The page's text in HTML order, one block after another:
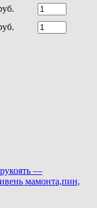
—
мамонта,пин,